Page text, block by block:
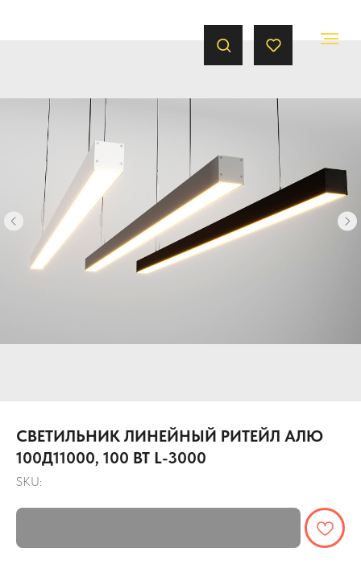
СВЕТИЛЬНИК ЛИНЕЙНЫЙ РИТЕЙЛ АЛЮ
100Д11000, 100 ВТ L-3000
SKU: